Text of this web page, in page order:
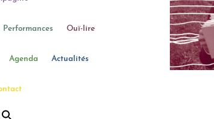
Performances Ouï-lire
Agenda Actualités